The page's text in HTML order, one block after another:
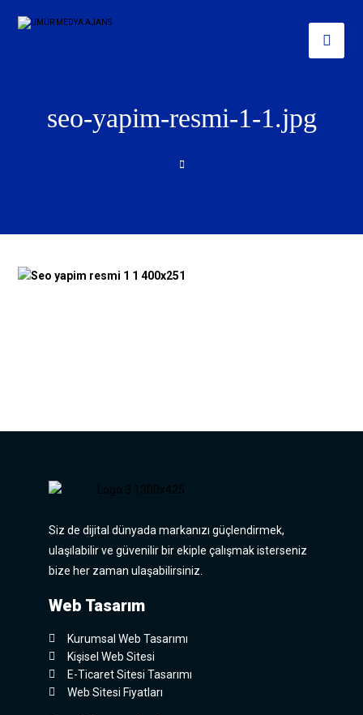
seo-yapim-resmi-1-1.jpg
Siz de dijital dünyada markanızı güçlendirmek,
ulaşılabilir ve güvenilir bir ekiple çalışmak isterseniz
bize her zaman ulaşabilirsiniz.
Web Tasarım
Kurumsal Web Tasarımı
Kişisel Web Sitesi
E-Ticaret Sitesi Tasarımı
Web Sitesi Fiyatları